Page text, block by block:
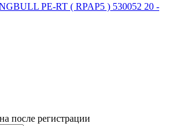
PE-RT ( RPAP5 ) 530052 20 -
после регистрации